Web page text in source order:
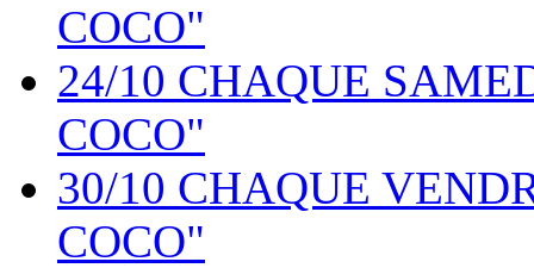
COCO"
24/10 CHAQUE
COCO"
30/10 CHAQUE
COCO"